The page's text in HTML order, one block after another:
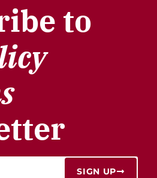
to
SIGN UP